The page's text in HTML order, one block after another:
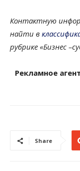
Контактную
найти в
рубрике «Бизнес
Рекламное
Share